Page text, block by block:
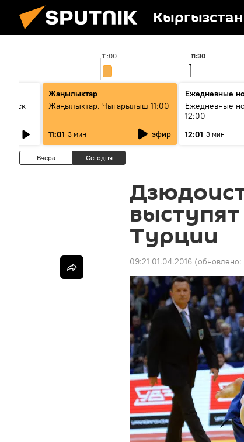
Кыргызстан
11:00 11:30
Жаңылыктар
Жаңылыктар. Чыгарылыш 11:00
11:01 3 мин эфир
Ежедневные
Ежедневные
12:00
12:01 3 мин
Вчера Сегодня
Турции
09:21 01.04.2016 (обновлено: